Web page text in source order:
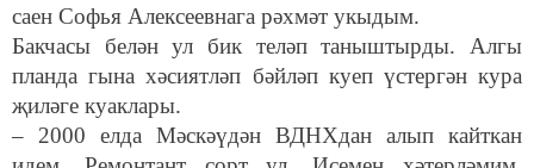
саен Софья Алексеевнага рәхмәт укыдым.
Бакчасы белән ул бик теләп таныштырды. Алгы
планда гына хәсиятләп бәйләп куеп үстергән кура
җиләге куаклары.
– 2000 елда Мәскәүдән ВДНХдан алып кайткан